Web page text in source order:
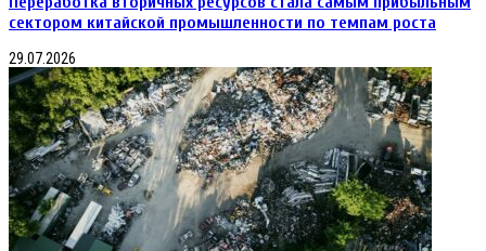
сектором китайской промышленности по темпам роста
29.07.2026